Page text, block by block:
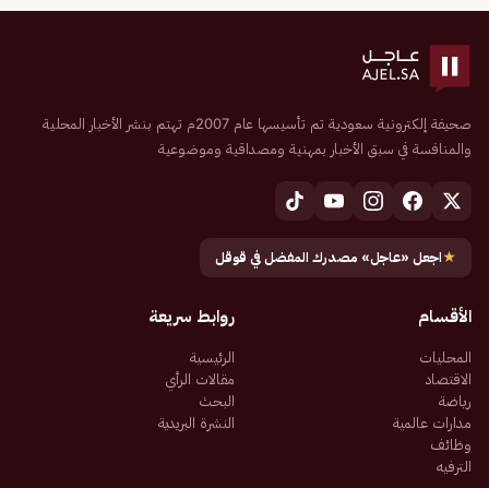
صحيفة إلكترونية سعودية تم تأسيسها عام 2007م تهتم بنشر الأخبار المحلية
والمنافسة في سبق الأخبار بمهنية ومصداقية وموضوعية
★اجعل «عاجل» مصدرك المفضل في قوقل
الأقسام
المحليات
الاقتصاد
رياضة
مدارات عالمية
وظائف
الترفيه
روابط سريعة
الرئيسية
مقالات الرأي
البحث
النشرة البريدية